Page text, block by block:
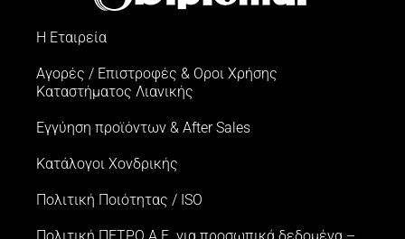
Η Εταιρεία
Αγορές / Επιστροφές & Oροι Xρήσης
Kαταστήματος Λιανικής
Εγγύηση προϊόντων & After Sales
Κατάλογοι Χονδρικής
Πολιτική Ποιότητας / ISO